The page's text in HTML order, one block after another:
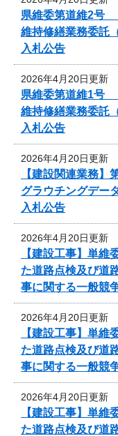
県維委第道維2号
維持修繕業務委託
入札公告
2026年4月20日更新
県維委第道維1号
維持修繕業務委託
入札公告
2026年4月20日更新
【建設関連業務】
グラウチングデー
入札公告
2026年4月20日更新
【建設工事】単
た道路点検及び道
事に関する一般競
2026年4月20日更新
【建設工事】単
た道路点検及び道
事に関する一般競
2026年4月20日更新
【建設工事】単
た道路点検及び道